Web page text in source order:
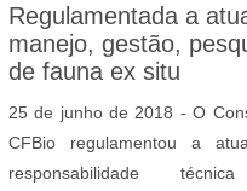
Regulamentada a
manejo, gestão,
de fauna ex situ
25 de junho de 2018 - O
CFBio regulamentou a
responsabilidade